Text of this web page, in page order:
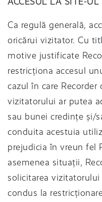
Ca regulă generală,
oricărui vizitator. Cu
motive justificate
restricționa accesul
cazul în care
vizitatorului ar putea
sau bunei credințe și/
conduita acestuia
prejudicia în vreun fel
asemenea situații,
solicitarea
condus la